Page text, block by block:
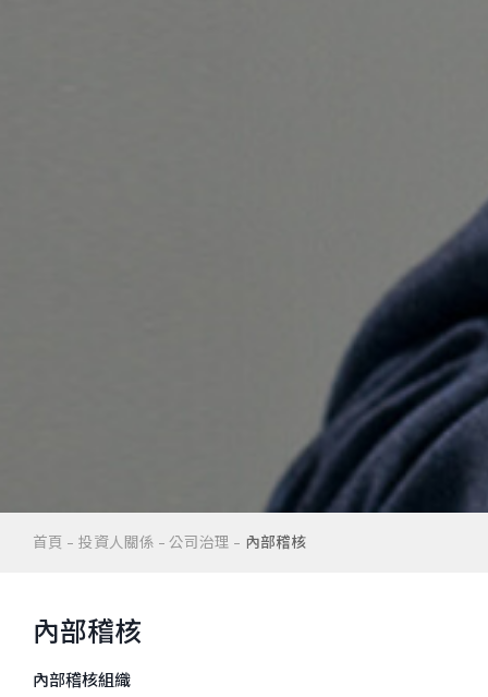
首頁 投資人關係 公司治理 內部稽核
內部稽核
內部稽核組織